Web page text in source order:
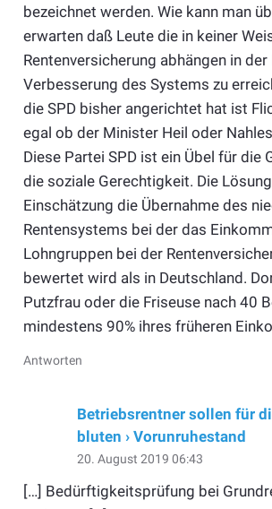
bezeichnet werden. Wie kann man
erwarten daß Leute die in keiner
Rentenversicherung abhängen in
Verbesserung des Systems zu
die SPD bisher angerichtet hat ist
egal ob der Minister Heil oder
Diese Partei SPD ist ein Übel für die
die soziale Gerechtigkeit. Die
Einschätzung die Übernahme des
Rentensystems bei der das
Lohngruppen bei der
bewertet wird als in Deutschland.
Putzfrau oder die Friseuse nach 40
mindestens 90% ihres früheren
Antworten
Betriebsrentner sollen für
bluten › Vorunruhestand
20. August 2019 06:43
[…] Bedürftigkeitsprüfung bei